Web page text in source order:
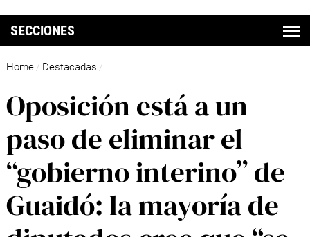
SECCIONES
Home / Destacadas /
Oposición está a un
paso de eliminar el
“gobierno interino” de
Guaidó: la mayoría de